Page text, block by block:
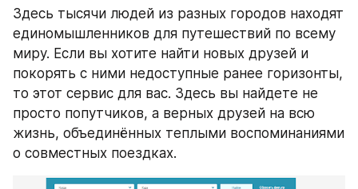
Здесь тысячи людей из разных городов находят
единомышленников для путешествий по всему
миру. Если вы хотите найти новых друзей и
покорять с ними недоступные ранее горизонты,
то этот сервис для вас. Здесь вы найдете не
просто попутчиков, а верных друзей на всю
жизнь, объединённых теплыми воспоминаниями
о совместных поездках.